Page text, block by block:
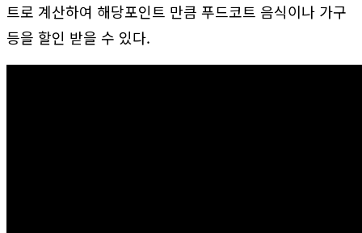
트로 계산하여 해당포인트 만큼 푸드코트 음식이나 가구
등을 할인 받을 수 있다.